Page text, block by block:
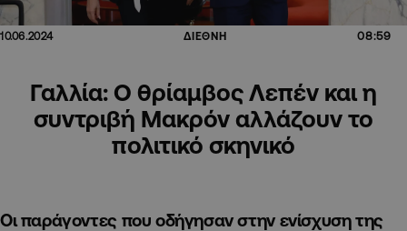
10.06.2024 ΔΙΕΘΝΗ 08:59
Γαλλία: Ο θρίαμβος Λεπέν και η
συντριβή Μακρόν αλλάζουν το
πολιτικό σκηνικό
Οι παράγοντες που οδήγησαν στην ενίσχυση της